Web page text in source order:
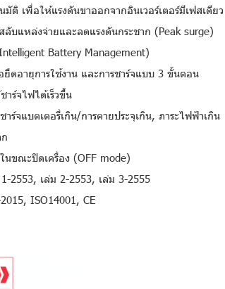
ติ เพื่อให้แรงดันขาออกจากอินเวอร์เตอร์มีเฟสเดียว
บแหล่งจ่ายและลดแรงดันกระชาก (Peak surge)
Battery Management)
ดอายุการใช้งาน และการชาร์จแบบ 3 ขั้นตอน
ร์จไฟได้เร็วขึ้น
ร์จแบตเตอรี่เกิน/การคายประจุเกิน, ภาระไฟฟ้าเกิน
นขณะปิดเครื่อง (OFF mode)
2553, เล่ม 2-2553, เล่ม 3-2555
ISO14001, CE